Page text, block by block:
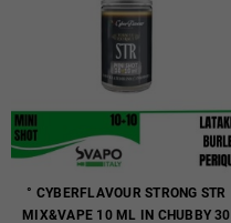
° CYBERFLAVOUR STRONG STR
MIX&VAPE 10 ML IN CHUBBY 30